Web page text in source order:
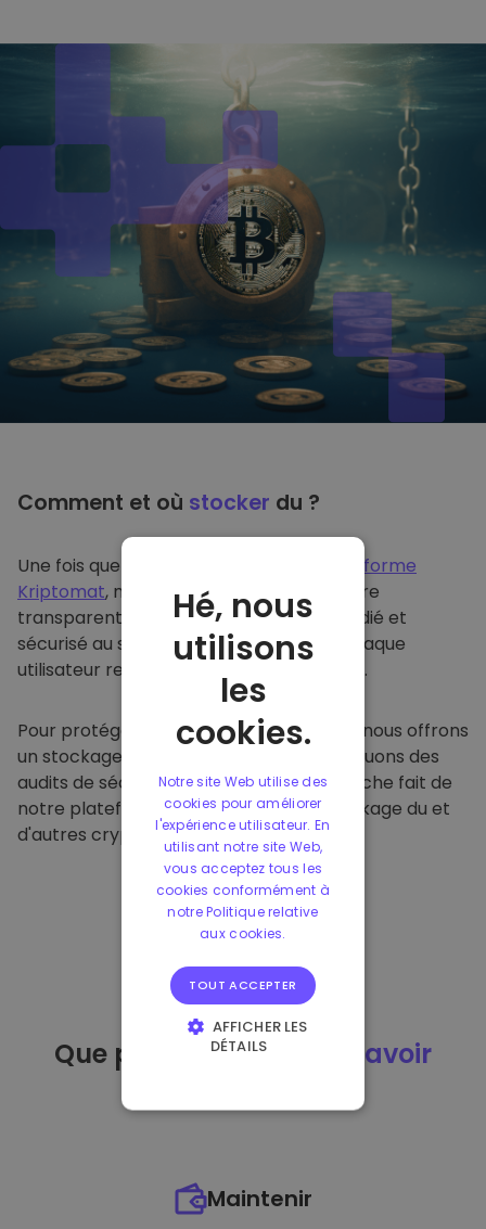
Comment et où stocker du ?
Une fois que vous achetez du sur
la plateforme
Kriptomat, nous le transférons de manière
transparente dans votre portefeuille dédié et
sécurisé au sein de notre plateforme. Chaque
utilisateur reçoit un portefeuille individuel.
Pour protéger nos clients et leurs fonds, nous offrons
un stockage hors ligne sécurisé et effectuons des
audits de sécurité réguliers. Cette approche fait de
notre plateforme un refuge pour le stockage du et
d'autres crypto-monnaies.
Que puis-je faire
après avoir
Maintenir
Hé, nous
utilisons
les
cookies.
Notre site Web utilise des
cookies pour améliorer
l'expérience utilisateur. En
utilisant notre site Web,
vous acceptez tous les
cookies conformément à
notre Politique relative
aux cookies.
TOUT ACCEPTER
AFFICHER LES
DÉTAILS
FONCTIONNALITÉ